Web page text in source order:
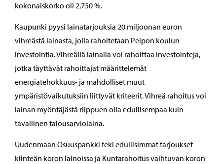
kokonaiskorko oli 2,750 %.
Kaupunki pyysi lainatarjouksia 20 miljoonan euron
vihreästä lainasta, jolla rahoitetaan Peipon koulun
investointia. Vihreällä lainalla voi rahoittaa investointeja,
jotka täyttävät rahoittajat määrittelemät
energiatehokkuus- ja mahdolliset muut
ympäristövaikutuksiin liittyvät kriteerit. Vihreä rahoitus voi
lainan myöntäjästä riippuen olla edullisempaa kuin
tavallinen talousarviolaina.
Uudenmaan Osuuspankki teki edullisimmat tarjoukset
kiinteän koron lainoissa ja Kuntarahoitus vaihtuvan koron